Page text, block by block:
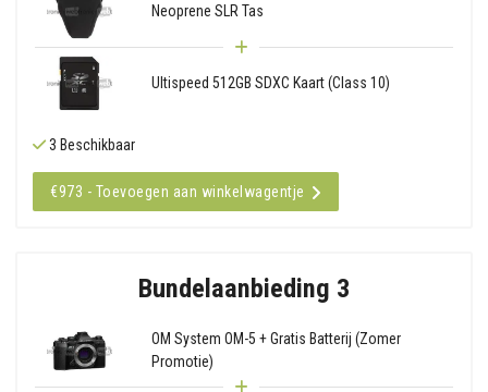
Neoprene SLR Tas
Ultispeed 512GB SDXC Kaart (Class 10)
3 Beschikbaar
€973 - Toevoegen aan winkelwagentje
Bundelaanbieding 3
OM System OM-5 + Gratis Batterij (Zomer
Promotie)